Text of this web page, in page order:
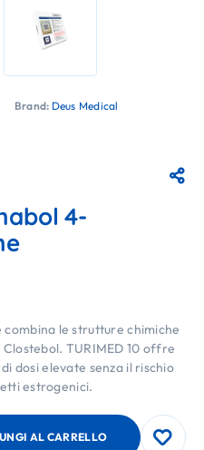
Brand: Deus Medical
4-
combina le strutture chimiche
TURIMED 10 offre
dosi elevate senza il rischio
estrogenici.
AL CARRELLO